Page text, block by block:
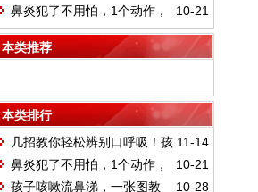
你分清是感冒还是过敏性鼻炎
10-21
鼻炎犯了不用怕，1个动作，
鼻子瞬间不塞不痒，一身轻松
本类推荐
本类排行
11-14
几招教你轻松辨别口呼吸！孩
子口呼吸对牙齿和面部有哪些影
响？
10-21
鼻炎犯了不用怕，1个动作，
鼻子瞬间不塞不痒，一身轻松
10-28
孩子咳嗽流鼻涕，一张图教